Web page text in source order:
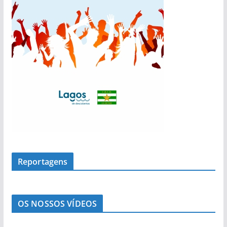
Reportagens
OS NOSSOS VÍDEOS